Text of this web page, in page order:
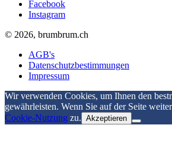
Facebook
Instagram
© 2026, brumbrum.ch
AGB's
Datenschutzbestimmungen
Impressum
Wir verwenden Cookies, um Ihnen den
gewährleisten. Wenn Sie auf der Seite
Cookie-Nutzung zu. Akzeptieren